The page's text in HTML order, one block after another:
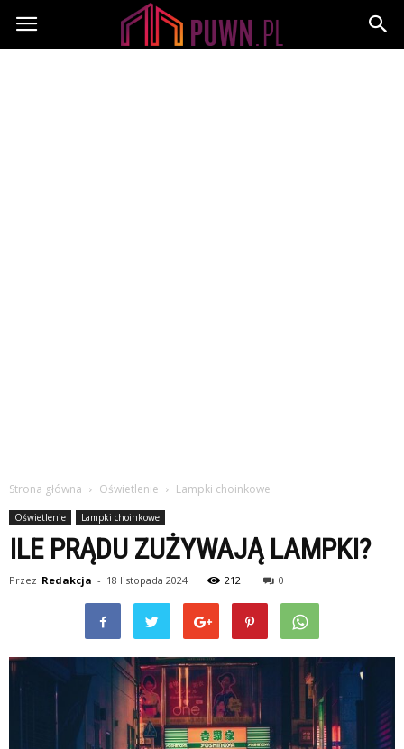
PUWN.pl
Strona główna Oświetlenie Lampki choinkowe
Oświetlenie Lampki choinkowe
ILE PRĄDU ZUŻYWAJĄ LAMPKI?
Przez Redakcja - 18 listopada 2024 212 0